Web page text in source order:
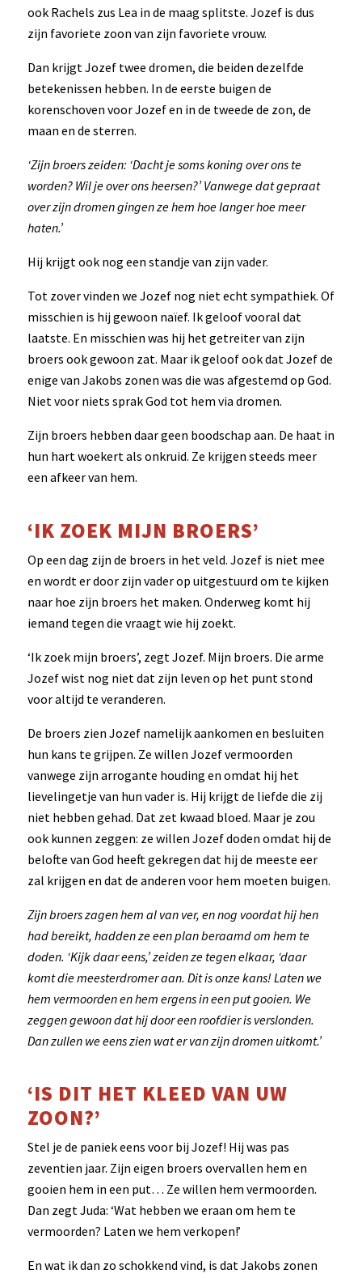
ook Rachels zus Lea in de maag splitste. Jozef is dus
zijn favoriete zoon van zijn favoriete vrouw.
Dan krijgt Jozef twee dromen, die beiden dezelfde
betekenissen hebben. In de eerste buigen de
korenschoven voor Jozef en in de tweede de zon, de
maan en de sterren.
‘Zijn broers zeiden: ‘Dacht je soms koning over ons te
worden? Wil je over ons heersen?’ Vanwege dat gepraat
over zijn dromen gingen ze hem hoe langer hoe meer
haten.’
Hij krijgt ook nog een standje van zijn vader.
Tot zover vinden we Jozef nog niet echt sympathiek. Of
misschien is hij gewoon naïef. Ik geloof vooral dat
laatste. En misschien was hij het getreiter van zijn
broers ook gewoon zat. Maar ik geloof ook dat Jozef de
enige van Jakobs zonen was die was afgestemd op God.
Niet voor niets sprak God tot hem via dromen.
Zijn broers hebben daar geen boodschap aan. De haat in
hun hart woekert als onkruid. Ze krijgen steeds meer
een afkeer van hem.
‘IK ZOEK MIJN BROERS’
Op een dag zijn de broers in het veld. Jozef is niet mee
en wordt er door zijn vader op uitgestuurd om te kijken
naar hoe zijn broers het maken. Onderweg komt hij
iemand tegen die vraagt wie hij zoekt.
‘Ik zoek mijn broers’, zegt Jozef. Mijn broers. Die arme
Jozef wist nog niet dat zijn leven op het punt stond
voor altijd te veranderen.
De broers zien Jozef namelijk aankomen en besluiten
hun kans te grijpen. Ze willen Jozef vermoorden
vanwege zijn arrogante houding en omdat hij het
lievelingetje van hun vader is. Hij krijgt de liefde die zij
niet hebben gehad. Dat zet kwaad bloed. Maar je zou
ook kunnen zeggen: ze willen Jozef doden omdat hij de
belofte van God heeft gekregen dat hij de meeste eer
zal krijgen en dat de anderen voor hem moeten buigen.
Zijn broers zagen hem al van ver, en nog voordat hij hen
had bereikt, hadden ze een plan beraamd om hem te
doden. ‘Kijk daar eens,’ zeiden ze tegen elkaar, ‘daar
komt die meesterdromer aan. Dit is onze kans! Laten we
hem vermoorden en hem ergens in een put gooien. We
zeggen gewoon dat hij door een roofdier is verslonden.
Dan zullen we eens zien wat er van zijn dromen uitkomt.’
‘IS DIT HET KLEED VAN UW
ZOON?’
Stel je de paniek eens voor bij Jozef! Hij was pas
zeventien jaar. Zijn eigen broers overvallen hem en
gooien hem in een put… Ze willen hem vermoorden.
Dan zegt Juda: ‘Wat hebben we eraan om hem te
vermoorden? Laten we hem verkopen!’
En wat ik dan zo schokkend vind, is dat Jakobs zonen